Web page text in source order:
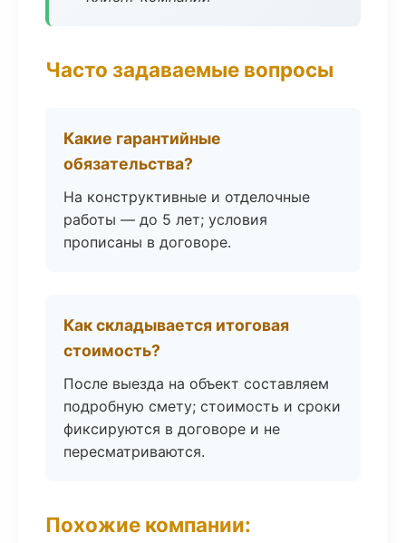
Часто задаваемые вопросы
Какие гарантийные
обязательства?
На конструктивные и отделочные
работы — до 5 лет; условия
прописаны в договоре.
Как складывается итоговая
стоимость?
После выезда на объект составляем
подробную смету; стоимость и сроки
фиксируются в договоре и не
пересматриваются.
Похожие компании: